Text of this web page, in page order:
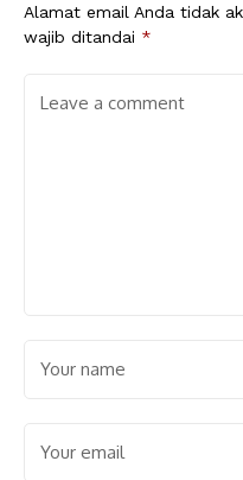
Alamat email Anda tidak
wajib ditandai *